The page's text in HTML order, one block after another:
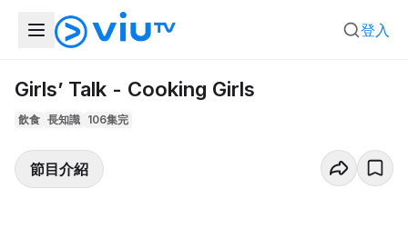
登入
Girls’ Talk - Cooking Girls
飲食 長知識 106集完
節目介紹